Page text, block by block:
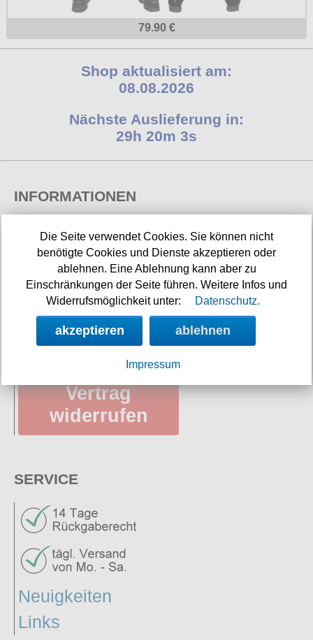
79.90 €
Shop aktualisiert am:
08.08.2026
Nächste Auslieferung in:
29h 20m 3s
INFORMATIONEN
Widerrufsbelehrung
Impressum/Kontakt
Versandkosten
Datenschutz
Vertrag
widerrufen
SERVICE
Neuigkeiten
Links
Die Seite verwendet Cookies. Sie können nicht
benötigte Cookies und Dienste akzeptieren oder
ablehnen. Eine Ablehnung kann aber zu
Einschränkungen der Seite führen. Weitere Infos und
Widerrufsmöglichkeit unter:
Datenschutz.
akzeptieren ablehnen
Impressum